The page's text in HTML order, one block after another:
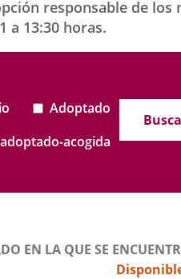
responsable de los
a 13:30 horas.
Adoptado
acogida
EN LA QUE SE